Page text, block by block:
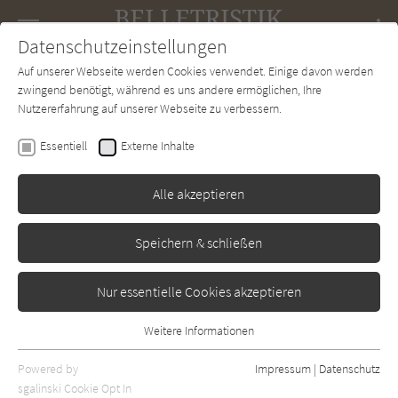
SUCHE Forum Charts Newsletter
Sosuke Natsukawa
Die Katze, die unsere
Bücher rettete
C. Bertelsmann
Datenschutzeinstellungen
Auf unserer Webseite werden Cookies verwendet. Einige davon werden
zwingend benötigt, während es uns andere ermöglichen, Ihre
Nutzererfahrung auf unserer Webseite zu verbessern.
Essentiell Externe Inhalte
Alle akzeptieren
Speichern & schließen
Nur essentielle Cookies akzeptieren
Essentielle Cookies werden für grundlegende Funktionen der
Webseite benötigt. Dadurch ist gewährleistet, dass die Webseite
Weitere Informationen
Powered by
sgalinski Cookie Opt In
Impressum | Datenschutz